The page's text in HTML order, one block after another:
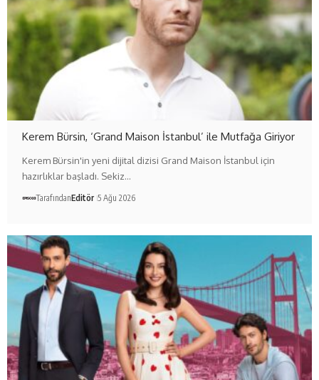
Kerem Bürsin, ‘Grand Maison İstanbul’ ile Mutfağa Giriyor
Kerem Bürsin'in yeni dijital dizisi Grand Maison İstanbul için
hazırlıklar başladı. Sekiz…
TarafındanEditör 5 Ağu 2026